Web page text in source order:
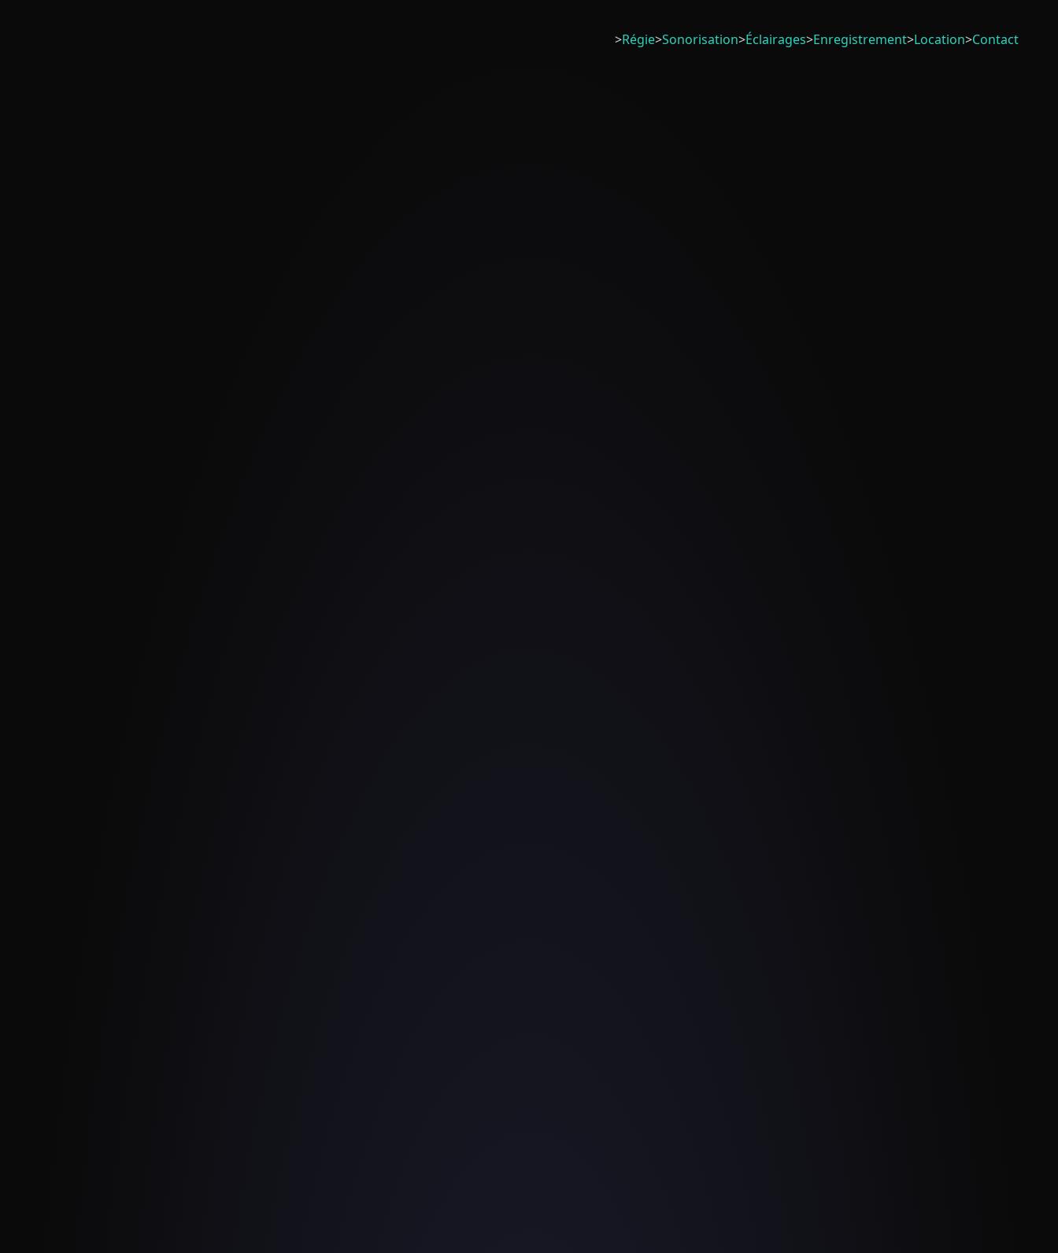
>Régie>Sonorisation>Éclairages>Enregistrement>Location>Contact